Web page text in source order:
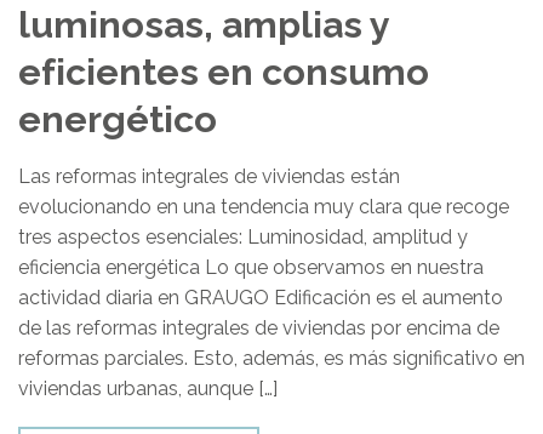
luminosas, amplias y
eficientes en consumo
energético
Las reformas integrales de viviendas están
evolucionando en una tendencia muy clara que recoge
tres aspectos esenciales: Luminosidad, amplitud y
eficiencia energética Lo que observamos en nuestra
actividad diaria en GRAUGO Edificación es el aumento
de las reformas integrales de viviendas por encima de
reformas parciales. Esto, además, es más significativo en
viviendas urbanas, aunque […]